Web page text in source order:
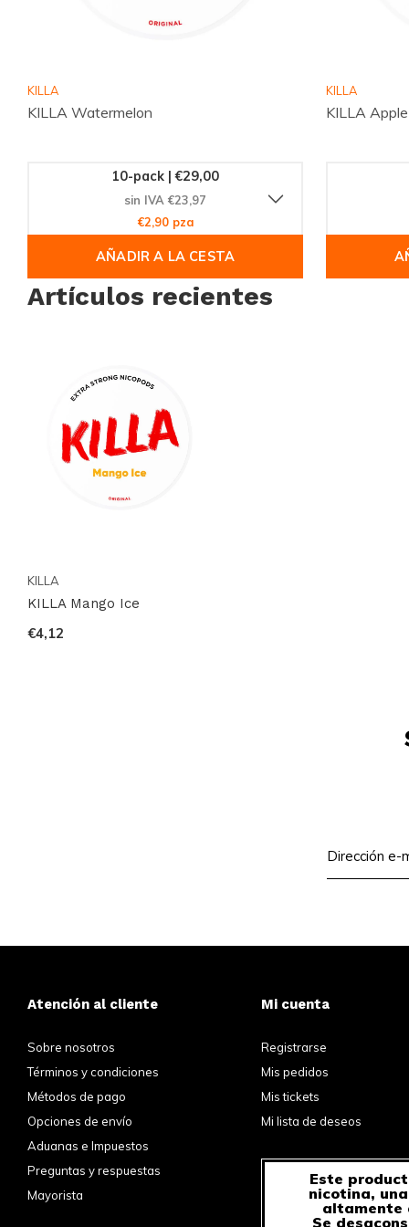
KILLA
KILLA Watermelon
10-pack | €29,00
sin IVA €23,97
€2,90 pza
AÑADIR A LA CESTA
KILLA
KILLA Apple
Artículos recientes
KILLA
KILLA Mango Ice
€4,12
Atención al cliente
Sobre nosotros
Términos y condiciones
Métodos de pago
Opciones de envío
Aduanas e Impuestos
Preguntas y respuestas
Mayorista
Mi cuenta
Registrarse
Mis pedidos
Mis tickets
Mi lista de deseos
Este
nicotina,
altamente
Se